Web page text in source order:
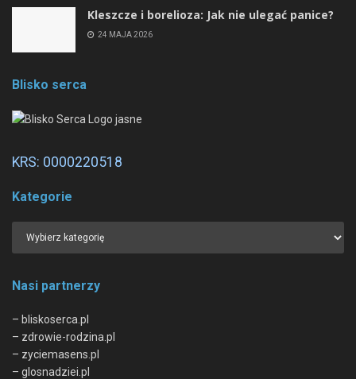
Kleszcze i borelioza: Jak nie ulegać panice?
24 MAJA 2026
Blisko serca
KRS: 0000220518
Kategorie
Nasi partnerzy
– bliskoserca.pl
– zdrowie-rodzina.pl
– zyciemasens.pl
– glosnadziei.pl